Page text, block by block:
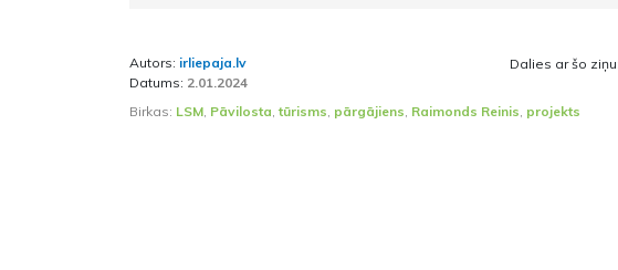
Autors: irliepaja.lv
Datums: 2.01.2024
Dalies ar šo ziņu:
Birkas: LSM Pāvilosta ,tūrisms pārgājiens Raimonds Reinis projekts